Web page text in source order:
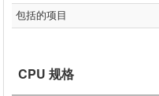
包括的项目
CPU 规格